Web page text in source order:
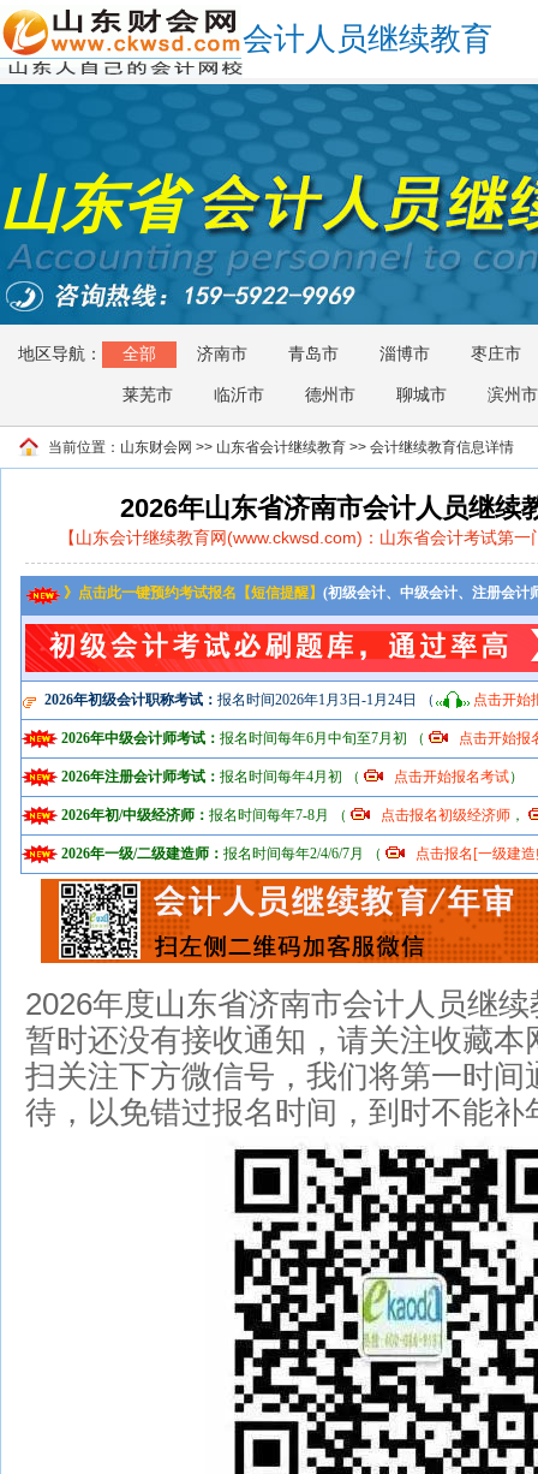
会计人员继续教育
山东省
地区导航： 全部 济南市 青岛市 淄博市 枣庄市
莱芜市 临沂市 德州市 聊城市 滨州市
当前位置： 山东财会网 >> 山东省会计继续教育 >> 会计继续教育信息详情
2026年山东省济南市会计人员继续
【山东会计继续教育网(www.ckwsd.com)：山东省会计考试第一
》点击此一键预约考试报名【短信提醒】(初级会计、中级会计、注册会
2026年初级会计职称考试：报名时间2026年1月3日-1月24日 （ 点击开始
2026年中级会计师考试：报名时间每年6月中旬至7月初 （ 点击开始报
2026年注册会计师考试：报名时间每年4月初 （ 点击开始报名考试）
2026年初/中级经济师：报名时间每年7-8月 （ 点击报名初级经济师 ，
2026年一级/二级建造师：报名时间每年2/4/6/7月 （ 点击报名[一级建
2026年度山东省济南市会计人员继
暂时还没有接收通知，请关注收藏本
扫关注下方微信号，我们将第一时间
待，以免错过报名时间，到时不能补